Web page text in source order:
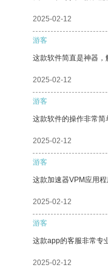
2025-02-12
游客
这款软件简直是神器，
2025-02-12
游客
这款软件的操作非常简
2025-02-12
游客
这款加速器VPM应用
2025-02-12
游客
这款app的客服非常专
2025-02-12